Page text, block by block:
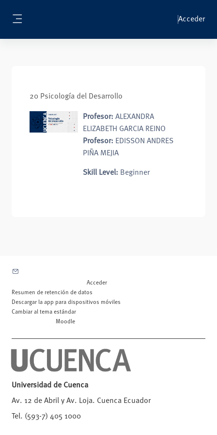
Acceder
20 Psicología del Desarrollo
Profesor: ALEXANDRA
ELIZABETH GARCIA REINO
Profesor: EDISSON ANDRES
PIÑA MEJIA
Skill Level: Beginner
Acceder
Resumen de retención de datos
Descargar la app para dispositivos móviles
Cambiar al tema estándar
Moodle
Universidad de Cuenca
Av. 12 de Abril y Av. Loja. Cuenca Ecuador
Tel. (593-7) 405 1000